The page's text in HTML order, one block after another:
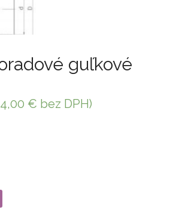
guľkové
€ bez DPH)